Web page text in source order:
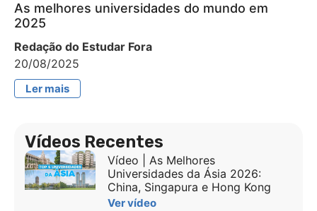
As melhores universidades do mundo em
2025
Redação do Estudar Fora
20/08/2025
Ler mais
Vídeos Recentes
Vídeo | As Melhores
Universidades da Ásia 2026:
China, Singapura e Hong Kong
Ver vídeo